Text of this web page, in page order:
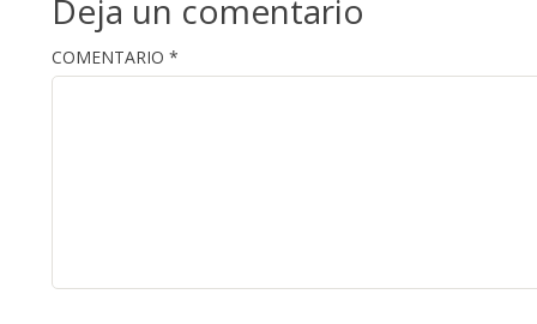
Deja un comentario
COMENTARIO *